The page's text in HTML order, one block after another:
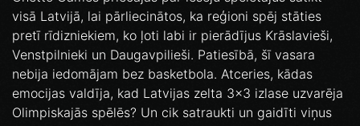
visā Latvijā, lai pārliecinātos, ka reģioni spēj stāties
pretī rīdizniekiem, ko ļoti labi ir pierādījus Krāslavieši,
Venstpilnieki un Daugavpilieši. Patiesībā, šī vasara
nebija iedomājam bez basketbola. Atceries, kādas
emocijas valdīja, kad Latvijas zelta 3x3 izlase uzvarēja
Olimpiskajās spēlēs? Un cik satraukti un gaidīti viņus